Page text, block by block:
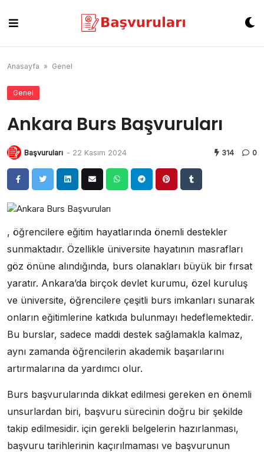
content
Anasayfa » Genel
Genel
Ankara Burs Başvuruları
Başvuruları - 22 Kasım 2024 314 0
, öğrencilere eğitim hayatlarında önemli destekler
sunmaktadır. Özellikle üniversite hayatının masrafları
göz önüne alındığında, burs olanakları büyük bir fırsat
yaratır. Ankara’da birçok devlet kurumu, özel kuruluş
ve üniversite, öğrencilere çeşitli burs imkanları sunarak
onların eğitimlerine katkıda bulunmayı hedeflemektedir.
Bu burslar, sadece maddi destek sağlamakla kalmaz,
aynı zamanda öğrencilerin akademik başarılarını
artırmalarına da yardımcı olur.
Burs başvurularında dikkat edilmesi gereken en önemli
unsurlardan biri, başvuru sürecinin doğru bir şekilde
takip edilmesidir. için gerekli belgelerin hazırlanması,
başvuru tarihlerinin kaçırılmaması ve başvurunun